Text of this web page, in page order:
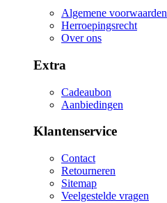
Algemene voorwaarden
Herroepingsrecht
Over ons
Extra
Cadeaubon
Aanbiedingen
Klantenservice
Contact
Retourneren
Sitemap
Veelgestelde vragen